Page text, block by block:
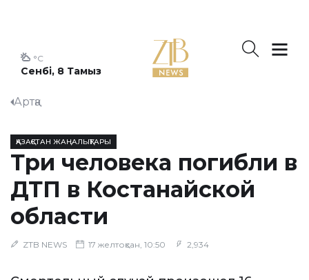
Сенбі, 8 Тамыз
°C
Артқа
ҚАЗАҚСТАН ЖАҢАЛЫҚТАРЫ
Три человека погибли в
ДТП в Костанайской
области
ZTB NEWS 17 желтоқсан, 10:50 2,934